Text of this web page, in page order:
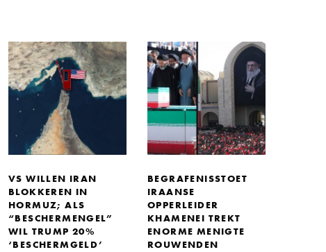
VS WILLEN IRAN
BLOKKEREN IN
HORMUZ; ALS
“BESCHERMENGEL”
WIL TRUMP 20%
‘BESCHERMGELD’
BEGRAFENISSTOET
IRAANSE
OPPERLEIDER
KHAMENEI TREKT
ENORME MENIGTE
ROUWENDEN